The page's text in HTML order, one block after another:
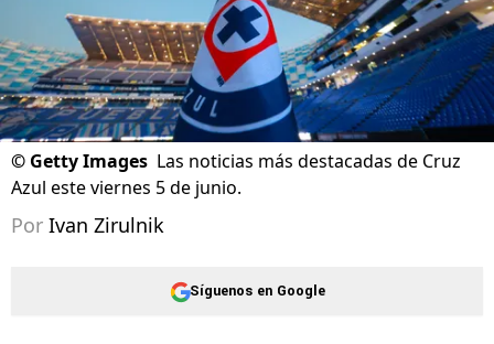
© Getty Images Las noticias más destacadas de Cruz
Azul este viernes 5 de junio.
Por Ivan Zirulnik
Síguenos en Google